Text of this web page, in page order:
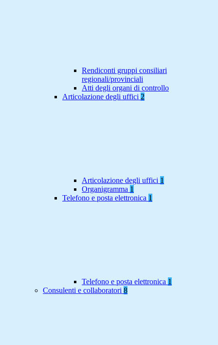
Rendiconti gruppi consiliari
regionali/provinciali
Atti degli organi di controllo
Articolazione degli uffici 2
Articolazione degli uffici 1
Organigramma 1
Telefono e posta elettronica 1
Telefono e posta elettronica 1
Consulenti e collaboratori 8